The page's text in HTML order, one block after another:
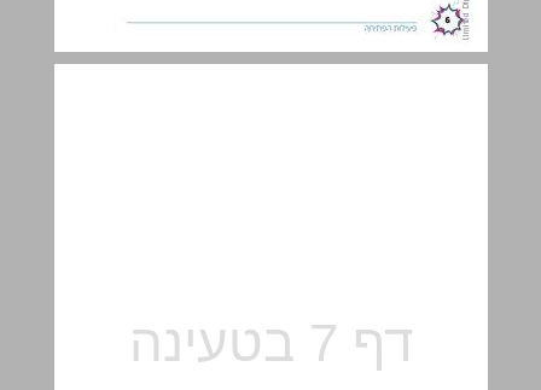
א. יצירת כמויות לפי יחס נתון ... 7